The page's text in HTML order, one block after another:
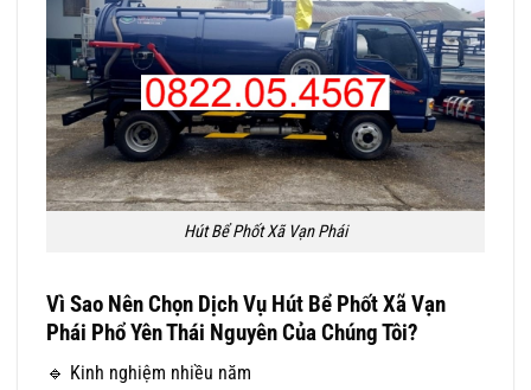
Hút Bể Phốt Xã Vạn Phái
Vì Sao Nên Chọn Dịch Vụ Hút Bể Phốt Xã Vạn
Phái Phổ Yên Thái Nguyên Của Chúng Tôi?
🔹 Kinh nghiệm nhiều năm